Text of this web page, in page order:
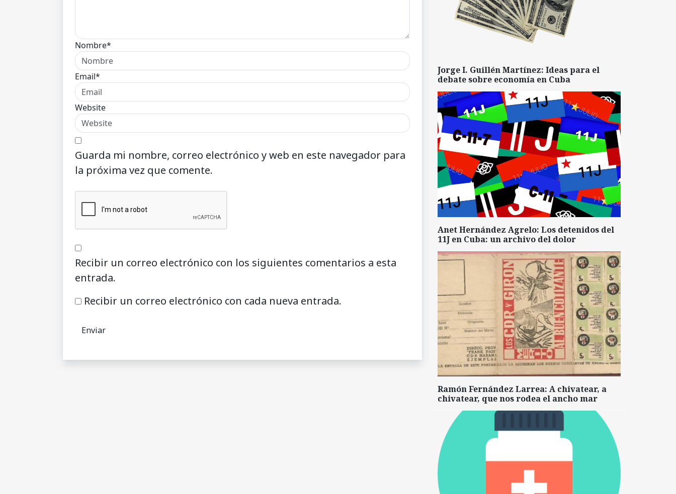
Nombre*
Email*
Website
Guarda mi nombre, correo electrónico y web en este navegador para
la próxima vez que comente.
Recibir un correo electrónico con los siguientes comentarios a esta
entrada.
Recibir un correo electrónico con cada nueva entrada.
Jorge I. Guillén Martínez: Ideas para el
debate sobre economía en Cuba
Anet Hernández Agrelo: Los detenidos del
11J en Cuba: un archivo del dolor
Ramón Fernández Larrea: A chivatear, a
chivatear, que nos rodea el ancho mar